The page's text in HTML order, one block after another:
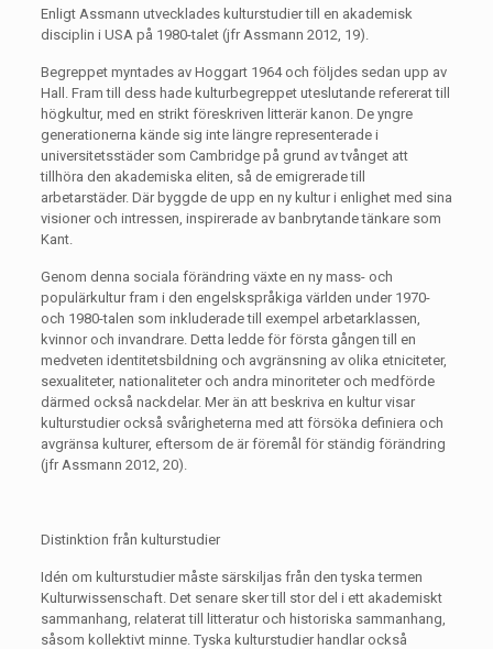
Enligt Assmann utvecklades kulturstudier till en akademisk
disciplin i USA på 1980-talet (jfr Assmann 2012, 19).
Begreppet myntades av Hoggart 1964 och följdes sedan upp av
Hall. Fram till dess hade kulturbegreppet uteslutande refererat till
högkultur, med en strikt föreskriven litterär kanon. De yngre
generationerna kände sig inte längre representerade i
universitetsstäder som Cambridge på grund av tvånget att
tillhöra den akademiska eliten, så de emigrerade till
arbetarstäder. Där byggde de upp en ny kultur i enlighet med sina
visioner och intressen, inspirerade av banbrytande tänkare som
Kant.
Genom denna sociala förändring växte en ny mass- och
populärkultur fram i den engelskspråkiga världen under 1970-
och 1980-talen som inkluderade till exempel arbetarklassen,
kvinnor och invandrare. Detta ledde för första gången till en
medveten identitetsbildning och avgränsning av olika etniciteter,
sexualiteter, nationaliteter och andra minoriteter och medförde
därmed också nackdelar. Mer än att beskriva en kultur visar
kulturstudier också svårigheterna med att försöka definiera och
avgränsa kulturer, eftersom de är föremål för ständig förändring
(jfr Assmann 2012, 20).
Distinktion från kulturstudier
Idén om kulturstudier måste särskiljas från den tyska termen
Kulturwissenschaft. Det senare sker till stor del i ett akademiskt
sammanhang, relaterat till litteratur och historiska sammanhang,
såsom kollektivt minne. Tyska kulturstudier handlar också